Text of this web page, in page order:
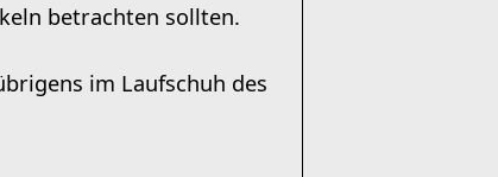
betrachten sollten.
im Laufschuh des